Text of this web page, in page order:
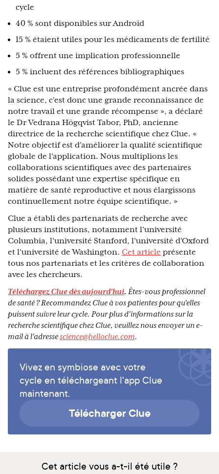
cycle
40 % sont disponibles sur Android
15 % étaient utiles pour les médicaments de fertilité
5 % offrent une implication professionnelle
5 % incluent des références bibliographiques
« Clue est une entreprise profondément ancrée dans
la science, c'est donc une grande reconnaissance de
notre travail et une grande récompense », a déclaré
le Dr Vedrana Högqvist Tabor, PhD, ancienne
directrice de la recherche scientifique chez Clue. «
Notre objectif est d'améliorer la qualité scientifique
globale de l'application. Nous multiplions les
collaborations scientifiques avec des partenaires
solides possédant une expertise spécifique en
matière de santé reproductive et nous élargissons
continuellement notre équipe scientifique. »
Clue a établi des partenariats de recherche avec
plusieurs institutions, notamment l'université
Columbia, l'université Stanford, l'université d'Oxford
et l'université de Washington. Cet article présente
tous nos partenariats et les critères de collaboration
avec les chercheurs.
Téléchargez Clue dès aujourd'hui. Êtes-vous professionnel
de santé ? Recommandez Clue à vos patientes pour qu'elles
puissent suivre leur cycle. Pour plus d'informations sur la
recherche scientifique chez Clue, veuillez nous envoyer un e-
mail à l'adressescience@helloclue.com.
Vivez en symbiose avec votre
cycle en téléchargeant l'app Clue
maintenant.
Télécharger Clue
Cet article vous a-t-il été utile ?